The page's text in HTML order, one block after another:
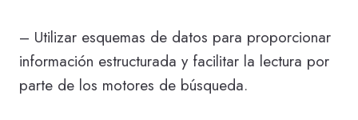
– Utilizar esquemas de datos para proporcionar
información estructurada y facilitar la lectura por
parte de los motores de búsqueda.